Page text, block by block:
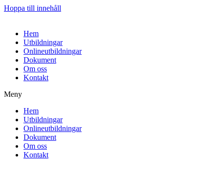
Hoppa till innehåll
Hem
Utbildningar
Onlineutbildningar
Dokument
Om oss
Kontakt
Meny
Hem
Utbildningar
Onlineutbildningar
Dokument
Om oss
Kontakt